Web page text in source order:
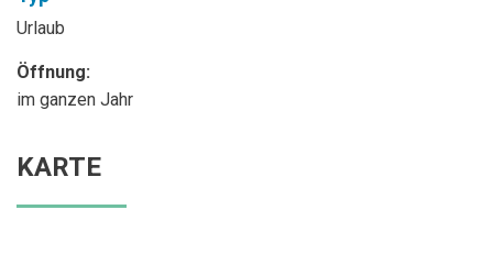
Urlaub
Öffnung:
im ganzen Jahr
KARTE